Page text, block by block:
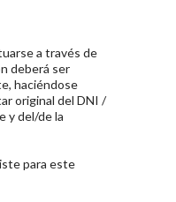
a través de
deberá ser
haciéndose
original del DNI /
y del/de la
para este